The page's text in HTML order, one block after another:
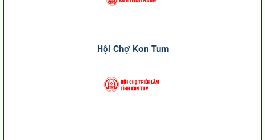
Hội Chợ Kon Tum